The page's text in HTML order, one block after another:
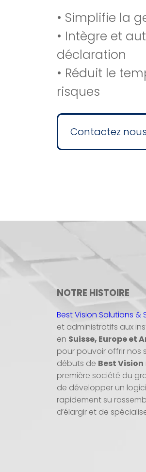
• Simplifie la
• Intègre et
déclaration
• Réduit le
risques
Contactez nous
NOTRE HISTOIRE
Best Vision Solutions &
et administratifs aux
en Suisse, Europe et
pour pouvoir offrir nos
débuts de Best Vision
première société du
de développer un
rapidement su
d’élargir et de